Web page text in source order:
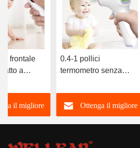
frontale
a
display
il migliore
0.4-1 pollici
termometro senza
LCD e 20s auto spento
Ottenga il migliore